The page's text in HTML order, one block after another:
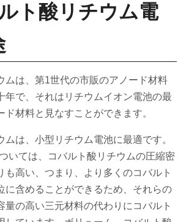
ト酸リチウム電
ムは、第1世代の市販のアノード材料
年で、それはリチウムイオン電池の最
ド材料と見なすことができます。
ムは、小型リチウム電池に最適です。
いては、コバルト酸リチウムの圧縮密
も高い、つまり、より多くのコバルト
に含めることができるため、それらの
量の高い三元材料の代わりにコバルト